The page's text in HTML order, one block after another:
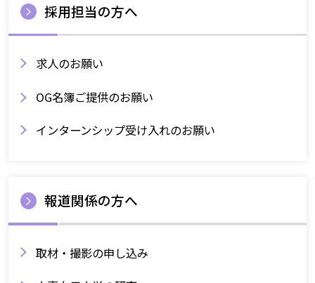
採用担当の方へ
求人のお願い
OG名簿ご提供のお願い
インターンシップ受け入れのお願い
報道関係の方へ
取材・撮影の申し込み